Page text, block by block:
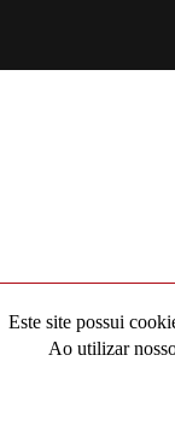
Este site possui
Ao utilizar